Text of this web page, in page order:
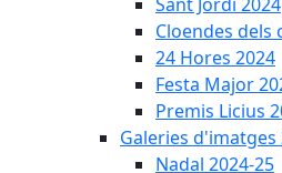
Cloendes dels
24 Hores 2024
Festa Major
Premis Licius
Galeries d'imatges
Nadal 2024-25